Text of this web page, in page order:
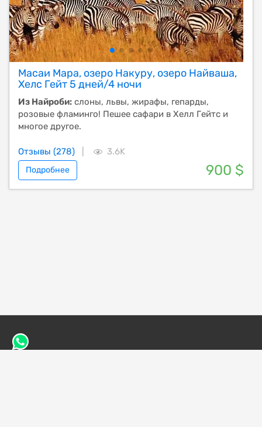
Масаи Мара, озеро Накуру, озеро Найваша,
Хелс Гейт 5 дней/4 ночи
Из Найроби: слоны, львы, жирафы, гепарды,
розовые фламинго! Пешее сафари в Хелл Гейтс и
многое другое.
Отзывы (278) 3.6K
Подробнее 900 $